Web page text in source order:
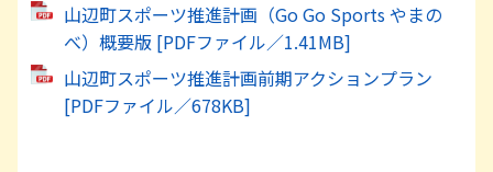
山辺町スポーツ推進計画（Go Go Sports やまの
べ）概要版 [PDFファイル／1.41MB]
山辺町スポーツ推進計画前期アクションプラン
[PDFファイル／678KB]